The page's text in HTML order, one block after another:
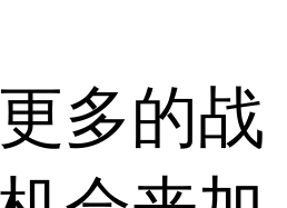
多的战